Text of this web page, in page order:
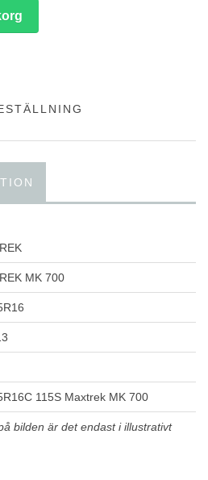
MK 700
115S Maxtrek MK 700
bilden är det endast i illustrativt